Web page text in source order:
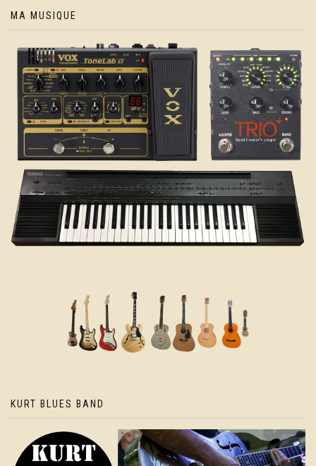
MA MUSIQUE
KURT BLUES BAND